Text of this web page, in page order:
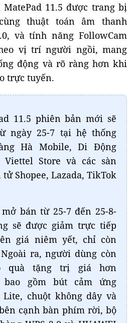
MatePad 11.5 được trang bị
thuật toán âm thanh
và tính năng FollowCam
vị trí người ngồi, mang
động và rõ ràng hơn khi
trực tuyến.
11.5 phiên bản mới sẽ
ngày 25-7 tại hệ thống
Hà Mobile, Di Động
Viettel Store và các sàn
Shopee, Lazada, TikTok
bán từ 25-7 đến 25-8-
sẽ được giảm trực tiếp
giá niêm yết, chỉ còn
Ngoài ra, người dùng còn
quà tặng trị giá hơn
bao gồm bút cảm ứng
Lite, chuột không dây và
cạnh bàn phím rời, bộ